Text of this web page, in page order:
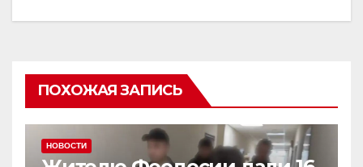
ПОХОЖАЯ ЗАПИСЬ
НОВОСТИ